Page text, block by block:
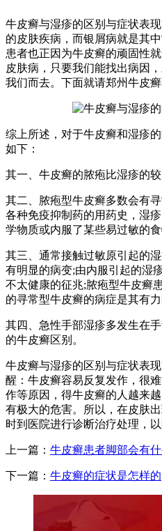
牛皮癣与湿疹的区别与症状表
的皮肤疾病，而银屑病就是其
患者也正因为牛皮癣的顽固性
皮肤病，只要我们能找出病因
我们而去。下面就请郑州牛皮癣
综上所述，对于牛皮癣和湿疹
如下：
其一、牛皮癣的脓疱比湿疹的较
其二、脓疱型牛皮癣多数会有
各种免疫抑制药的用药史，湿
学物质或内服了某些易过敏的食
其三、通常接触过敏原引起的
有明显的病变;由内服引起的湿
不太健康的征兆;脓疱型牛皮癣
的寻常型牛皮癣的病症是其有力
其四、急性手部湿疹多发生在
的牛皮癣区别。
牛皮癣与湿疹的区别与症状表
醒：牛皮癣容易反复发作，很
作等原因，得牛皮癣的人越来
有极大的危害。所以，在皮肤
时到医院进行诊断治疗处理，
上一篇： 牛皮癣患者脚部会有
下一篇： 牛皮癣的症状是怎样的